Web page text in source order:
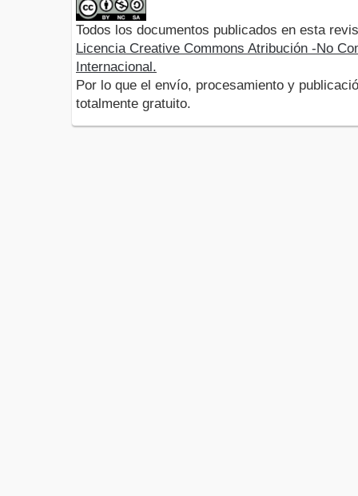
Todos los documentos publicados en esta
Licencia Creative Commons Atribución -No
Internacional.
Por lo que el envío, procesamiento y
totalmente gratuito.